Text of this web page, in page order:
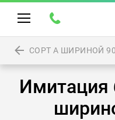
СОРТ А ШИРИНОЙ
Имитация